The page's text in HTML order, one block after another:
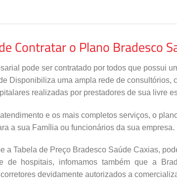
Contratar o Plano Bradesco
pode ser contratado por todos que possui
Disponibiliza uma ampla rede de
realizadas por prestadores de sua livre
e os mais completos serviços, o
a sua Família ou funcionários da sua empresa.
a Tabela de Preço Bradesco Saúde Caxias,
de hospitais, infomamos também que a
devidamente autorizados a